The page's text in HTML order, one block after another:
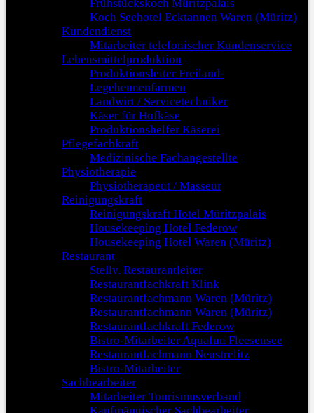
Frühstückskoch Müritzpalais
Koch Seehotel Ecktannen Waren (Müritz)
Kundendienst
Mitarbeiter telefonischer Kundenservice
Lebensmittelproduktion
Produktionsleiter Freiland-
Legehennenfarmen
Landwirt / Servicetechniker
Käser für Hofkäse
Produktionshelfer Käserei
Pflegefachkraft
Medizinische Fachangestellte
Physiotherapie
Physiotherapeut / Masseur
Reinigungskraft
Reinigungskraft Hotel Müritzpalais
Housekeeping Hotel Federow
Housekeeping Hotel Waren (Müritz)
Restaurant
Stellv. Restaurantleiter
Restaurantfachkraft Klink
Restaurantfachmann Waren (Müritz)
Restaurantfachmann Waren (Müritz)
Restaurantfachkraft Federow
Bistro-Mitarbeiter Aquafun Fleesensee
Restaurantfachmann Neustrelitz
Bistro-Mitarbeiter
Sachbearbeiter
Mitarbeiter Tourismusverband